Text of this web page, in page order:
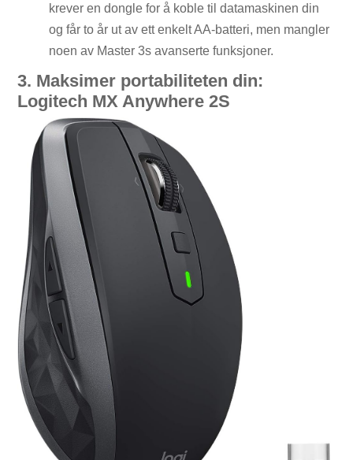
krever en dongle for å koble til datamaskinen din
og får to år ut av ett enkelt AA-batteri, men mangler
noen av Master 3s avanserte funksjoner.
3. Maksimer portabiliteten din:
Logitech MX Anywhere 2S